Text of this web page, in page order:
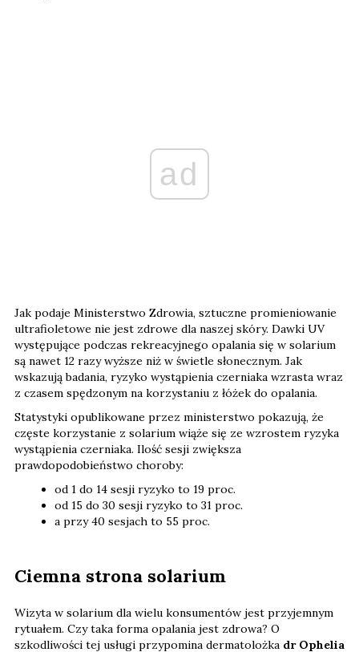
ad
Jak podaje Ministerstwo Zdrowia, sztuczne promieniowanie
ultrafioletowe nie jest zdrowe dla naszej skóry. Dawki UV
występujące podczas rekreacyjnego opalania się w solarium
są nawet 12 razy wyższe niż w świetle słonecznym. Jak
wskazują badania, ryzyko wystąpienia czerniaka wzrasta wraz
z czasem spędzonym na korzystaniu z łóżek do opalania.
Statystyki opublikowane przez ministerstwo pokazują, że
częste korzystanie z solarium wiąże się ze wzrostem ryzyka
wystąpienia czerniaka. Ilość sesji zwiększa
prawdopodobieństwo choroby:
od 1 do 14 sesji ryzyko to 19 proc.
od 15 do 30 sesji ryzyko to 31 proc.
a przy 40 sesjach to 55 proc.
Ciemna strona solarium
Wizyta w solarium dla wielu konsumentów jest przyjemnym
rytuałem. Czy taka forma opalania jest zdrowa? O
szkodliwości tej usługi przypomina dermatolożka dr Ophelia